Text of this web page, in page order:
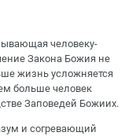
человеку-
Закона Божия не
жизнь усложняется
больше человек
Заповедей Божиих.
и согревающий